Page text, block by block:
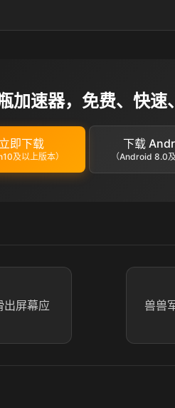
加速器，免费、快速
立即下载
及以上版本）
下载
（Android 8.0
屏幕应
兽兽